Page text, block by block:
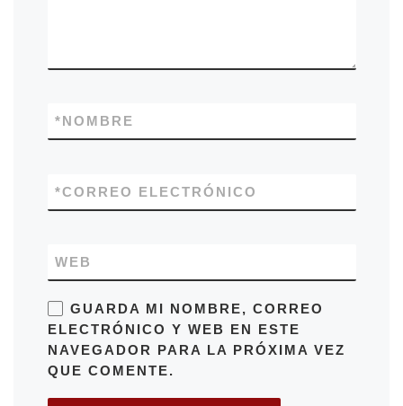
NOMBRE
*
CORREO ELECTRÓNICO
*
WEB
GUARDA MI NOMBRE, CORREO
ELECTRÓNICO Y WEB EN ESTE
NAVEGADOR PARA LA PRÓXIMA VEZ
QUE COMENTE.